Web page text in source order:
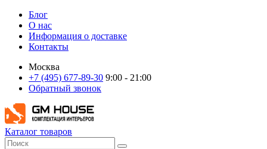
Блог
О нас
Информация о доставке
Контакты
Москва
+7 (495) 677-89-30 9:00 - 21:00
Обратный звонок
Каталог товаров